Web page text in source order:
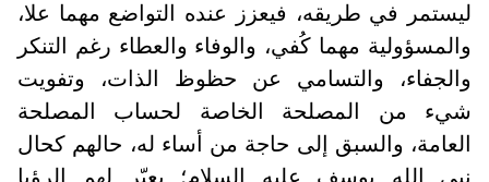
ليستمر في طريقه، فيعزز عنده التواضع مهما علا،
والمسؤولية مهما كُفي، والوفاء والعطاء رغم التنكر
والجفاء، والتسامي عن حظوظ الذات، وتفويت
شيء من المصلحة الخاصة لحساب المصلحة
العامة، والسبق إلى حاجة من أساء له، حالهم كحال
نبي الله يوسف عليه السلام؛ يعبّر لهم الرؤيا